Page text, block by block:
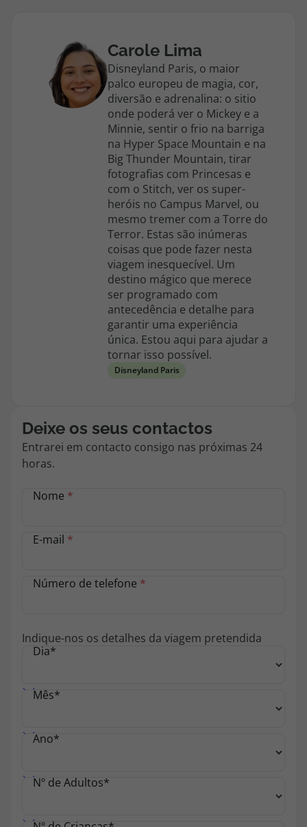
Cheque Viagem
Rede de Lojas
Blog TopViagens
Área de Cliente
Apoio ao cliente em Portugal
Custo de uma chamada para a rede fixa nacional.
Apoio ao cliente no Estrangeiro
A sua agência de viagens Top Atlântico tem a preocupação de estar
sempre mais perto de si, para maior comodidade e total facilidade
na marcação das suas viagens, tem ainda ao seu dispor o nosso call
center a funcionar todos os dias úteis das 10:00 às 20:00 e Sábado
Carole Lima
Disneyland Paris, o maior
palco europeu de magia, cor,
diversão e adrenalina: o sitio
onde poderá ver o Mickey e a
Minnie, sentir o frio na barriga
na Hyper Space Mountain e na
Big Thunder Mountain, tirar
fotografias com Princesas e
com o Stitch, ver os super-
heróis no Campus Marvel, ou
mesmo tremer com a Torre do
Terror. Estas são inúmeras
coisas que pode fazer nesta
viagem inesquecível. Um
destino mágico que merece
ser programado com
antecedência e detalhe para
garantir uma experiência
única. Estou aqui para ajudar a
tornar isso possível.
Disneyland Paris
Deixe os seus contactos
Entrarei em contacto consigo nas próximas 24
horas.
Nome *
E-mail *
Número de telefone *
Indique-nos os detalhes da viagem pretendida
Dia*
Mês*
Ano*
Nº de Adultos*